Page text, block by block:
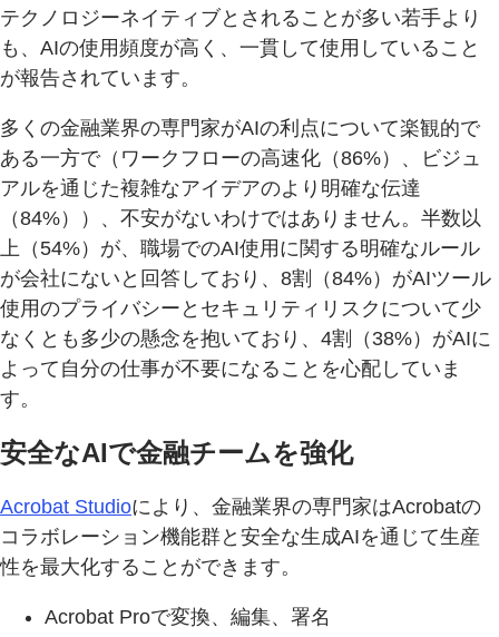
テクノロジーネイティブとされることが多い若手より
も、AIの使用頻度が高く、一貫して使用していること
が報告されています。
多くの金融業界の専門家がAIの利点について楽観的で
ある一方で（ワークフローの高速化（86%）、ビジュ
アルを通じた複雑なアイデアのより明確な伝達
（84%））、不安がないわけではありません。半数以
上（54%）が、職場でのAI使用に関する明確なルール
が会社にないと回答しており、8割（84%）がAIツール
使用のプライバシーとセキュリティリスクについて少
なくとも多少の懸念を抱いており、4割（38%）がAIに
よって自分の仕事が不要になることを心配していま
す。
安全なAIで金融チームを強化
Acrobat Studioにより、金融業界の専門家はAcrobatの
コラボレーション機能群と安全な生成AIを通じて生産
性を最大化することができます。
Acrobat Proで変換、編集、署名